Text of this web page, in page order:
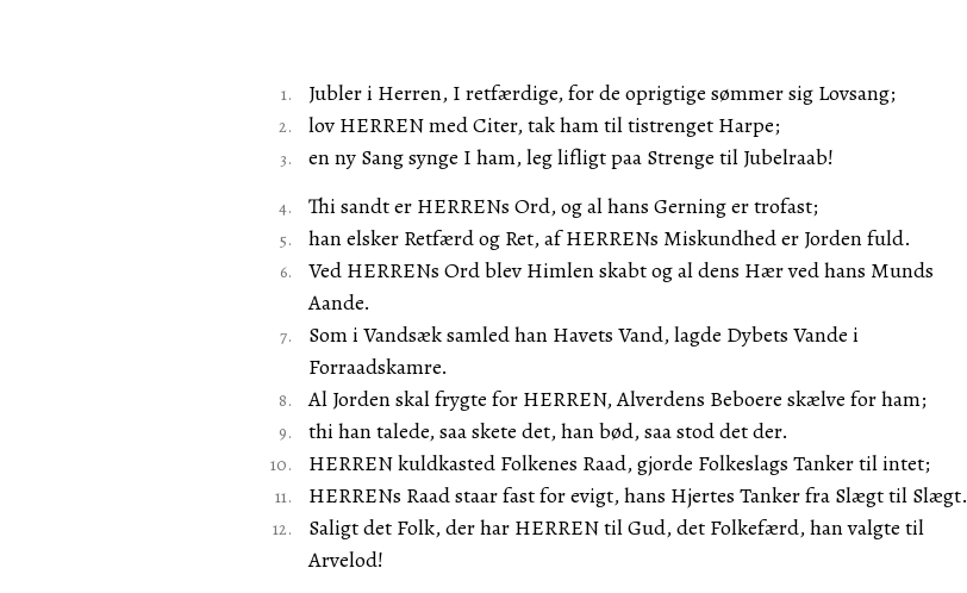
Jubler i Herren, I retfærdige, for de oprigtige sømmer sig Lovsang;
lov HERREN med Citer, tak ham til tistrenget Harpe;
en ny Sang synge I ham, leg lifligt paa Strenge til Jubelraab!
Thi sandt er HERRENs Ord, og al hans Gerning er trofast;
han elsker Retfærd og Ret, af HERRENs Miskundhed er Jorden fuld.
Ved HERRENs Ord blev Himlen skabt og al dens Hær ved hans Munds
Aande.
Som i Vandsæk samled han Havets Vand, lagde Dybets Vande i
Forraadskamre.
Al Jorden skal frygte for HERREN, Alverdens Beboere skælve for ham;
thi han talede, saa skete det, han bød, saa stod det der.
HERREN kuldkasted Folkenes Raad, gjorde Folkeslags Tanker til intet;
HERRENs Raad staar fast for evigt, hans Hjertes Tanker fra Slægt til Slægt.
Saligt det Folk, der har HERREN til Gud, det Folkefærd, han valgte til
Arvelod!